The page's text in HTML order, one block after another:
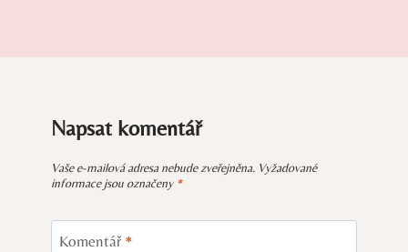
Napsat komentář
Vaše e-mailová adresa nebude zveřejněna. Vyžadované
informace jsou označeny *
Komentář *